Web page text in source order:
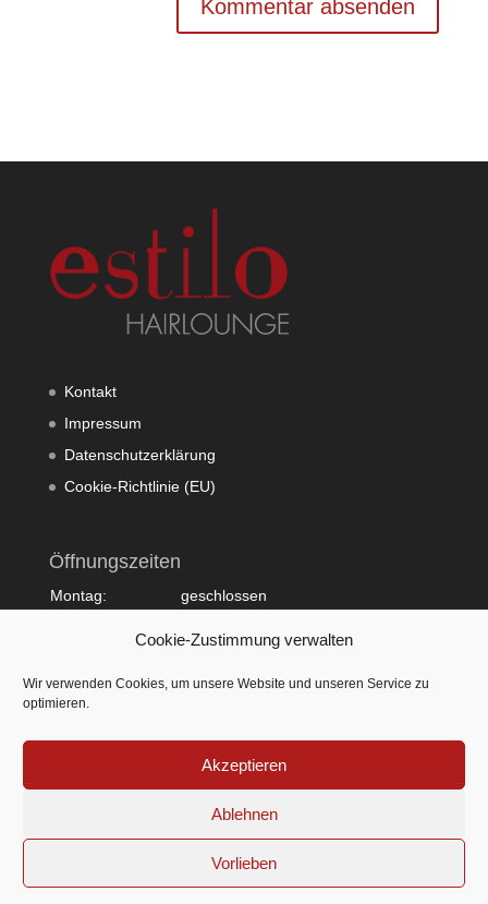
Cookie-Zustimmung verwalten
Wir verwenden Cookies, um unsere Website und unseren Service zu
optimieren.
Akzeptieren
Ablehnen
Vorlieben
Kontakt
Impressum
Datenschutzerklärung
Cookie-Richtlinie (EU)
Öffnungszeiten
Montag:
geschlossen
09:00 - 18:00
Freitag:
© by ESTILO Hairlounge - Nina Kranjcec